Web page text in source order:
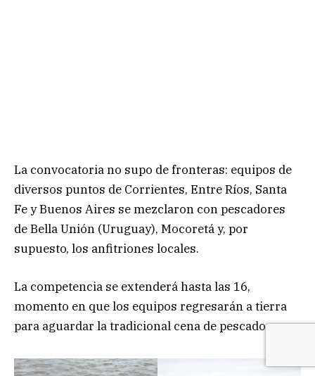
La convocatoria no supo de fronteras: equipos de
diversos puntos de Corrientes, Entre Ríos, Santa
Fe y Buenos Aires se mezclaron con pescadores
de Bella Unión (Uruguay), Mocoretá y, por
supuesto, los anfitriones locales.
La competencia se extenderá hasta las 16,
momento en que los equipos regresarán a tierra
para aguardar la tradicional cena de pescadores.